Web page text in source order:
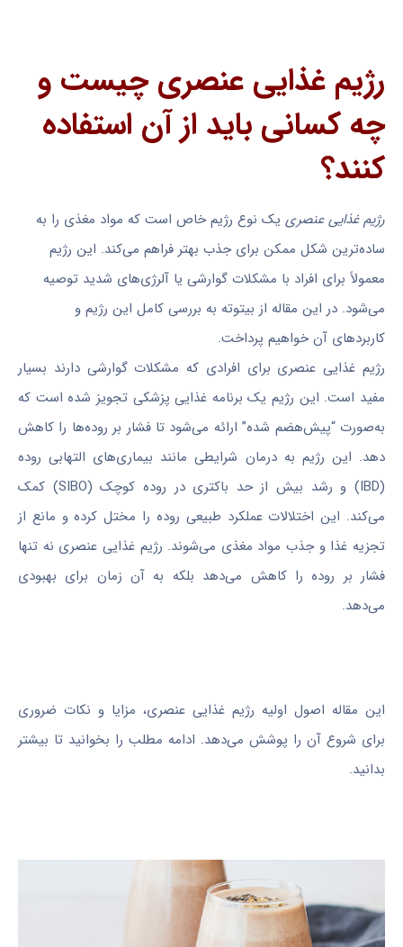
رژیم غذایی عنصری چیست و
چه کسانی باید از آن استفاده
کنند؟
رژیم غذایی عنصری یک نوع رژیم خاص است که مواد مغذی را به
ساده‌ترین شکل ممکن برای جذب بهتر فراهم می‌کند. این رژیم
معمولاً برای افراد با مشکلات گوارشی یا آلرژی‌های شدید توصیه
می‌شود. در این مقاله از بیتوته به بررسی کامل این رژیم و
کاربردهای آن خواهیم پرداخت.
رژیم غذایی عنصری برای افرادی که مشکلات گوارشی دارند بسیار
مفید است. این رژیم یک برنامه غذایی پزشکی تجویز شده است که
به‌صورت “پیش‌هضم شده” ارائه می‌شود تا فشار بر روده‌ها را کاهش
دهد. این رژیم به درمان شرایطی مانند بیماری‌های التهابی روده
(IBD) و رشد بیش از حد باکتری در روده کوچک (SIBO) کمک
می‌کند. این اختلالات عملکرد طبیعی روده را مختل کرده و مانع از
تجزیه غذا و جذب مواد مغذی می‌شوند. رژیم غذایی عنصری نه تنها
فشار بر روده را کاهش می‌دهد بلکه به آن زمان برای بهبودی
می‌دهد.
این مقاله اصول اولیه رژیم غذایی عنصری، مزایا و نکات ضروری
برای شروع آن را پوشش می‌دهد. ادامه مطلب را بخوانید تا بیشتر
بدانید.